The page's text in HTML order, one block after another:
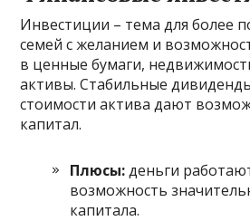
Инвестиции – тема для более
семей с желанием и
в ценные бумаги,
активы. Стабильные
стоимости актива дают
капитал.
Плюсы:деньги
возможность
капитала.